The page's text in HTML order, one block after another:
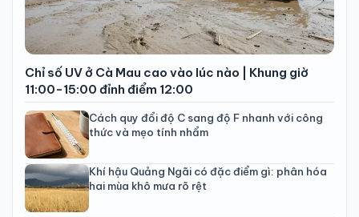
Chỉ số UV ở Cà Mau cao vào lúc nào | Khung giờ
11:00-15:00 đỉnh điểm 12:00
Cách quy đổi độ C sang độ F nhanh với công
thức và mẹo tính nhẩm
Khí hậu Quảng Ngãi có đặc điểm gì: phân hóa
hai mùa khô mưa rõ rệt